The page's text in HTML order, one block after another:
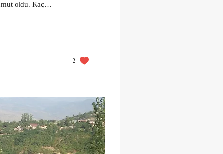
oldu. Kaç
Ama umut
2